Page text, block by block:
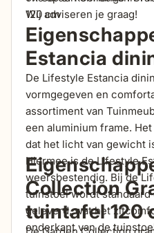
Wijadviseren je graag!
120 cm
Estancia
De Lifestyle Estancia
vormgegeven en
assortiment van
een aluminium frame.
dat het licht van gewicht
Hiermee is de Lifestyle
weersbestendig. Bij de
tuinstoel wordt
geleverd, wat het
onderkant van de
Collection
tuintafel 120